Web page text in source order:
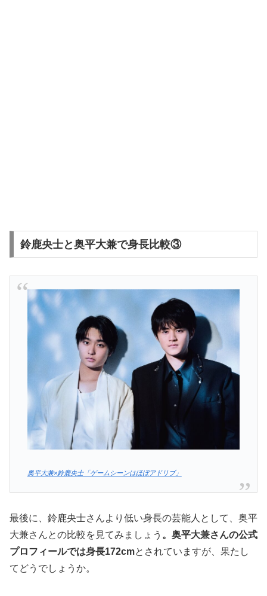
鈴鹿央士と奥平大兼で身長比較③
奥平大兼×鈴鹿央士「ゲームシーンはほぼアドリブ」
最後に、鈴鹿央士さんより低い身長の芸能人として、奥平
大兼さんとの比較を見てみましょう 。奥平大兼さんの公式
プロフィールでは身長172cmとされていますが、果たし
てどうでしょうか。